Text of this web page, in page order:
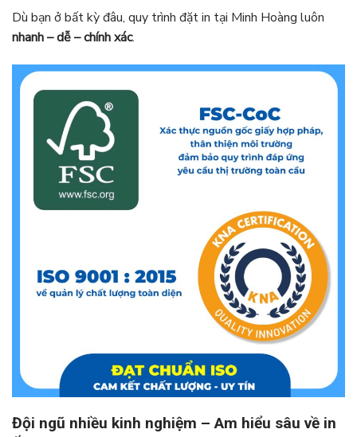
Dù bạn ở bất kỳ đâu, quy trình đặt in tại Minh Hoàng luôn
nhanh – dễ – chính xác.
Đội ngũ nhiều kinh nghiệm – Am hiểu sâu về in